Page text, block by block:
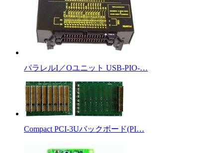
パラレルI／Oユニット USB-PIO-…
Compact PCI-3Uバックボード(PI…